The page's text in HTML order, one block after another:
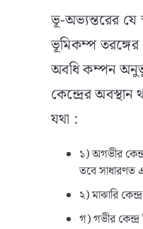
ভূ-অভ্যন্তরের যে
ভূমিকম্প তরঙ্গের
অবধি কম্পন
কেন্দ্রের
যথা :
১) অগভীর
তবে সাধারণত
২) মাঝারি
গ) গভীর